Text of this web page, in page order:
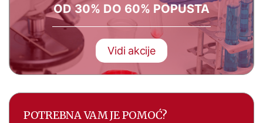
OD 30% DO 60% POPUSTA
Vidi akcije
POTREBNA VAM JE POMOĆ?